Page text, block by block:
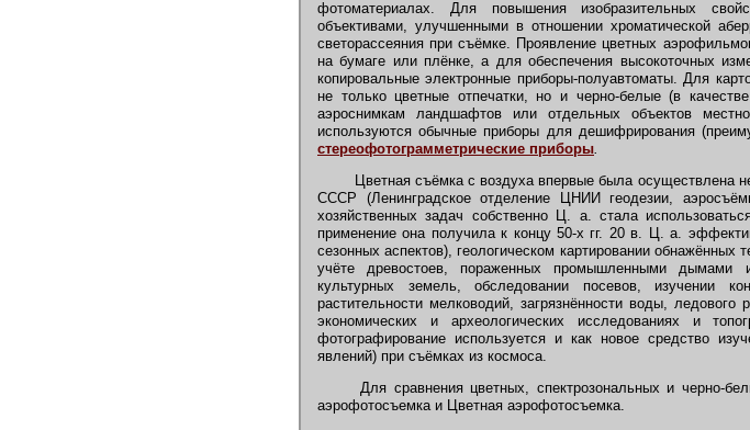
фотоматериалах. Для повышения изобразительных
объективами, улучшенными в отношении хроматической
светорассеяния при съёмке. Проявление цветных
на бумаге или плёнке, а для обеспечения высокоточных
копировальные электронные приборы-полуавтоматы. Для
не только цветные отпечатки, но и черно-белые (в
аэроснимкам ландшафтов или отдельных объектов
используются обычные приборы для дешифрирования
стереофотограмметрические приборы.
Цветная съёмка с воздуха впервые была осуществлена
СССР (Ленинградское отделение ЦНИИ геодезии,
хозяйственных задач собственно Ц. а. стала
применение она получила к концу 50-х гг. 20 в. Ц. а.
сезонных аспектов), геологическом картировании
учёте древостоев, пораженных промышленными дымами
культурных земель, обследовании посевов, изучении
растительности мелководий, загрязнённости воды,
экономических и археологических исследованиях и
фотографирование используется и как новое средство
явлений) при съёмках из космоса.
Для сравнения цветных, спектрозональных и черно-
аэрофотосъемка и Цветная аэрофотосъемка.